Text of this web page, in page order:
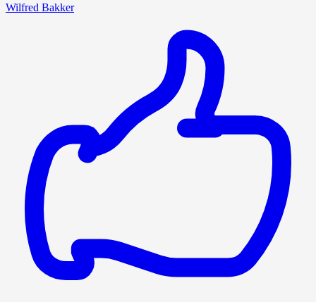
Wilfred Bakker